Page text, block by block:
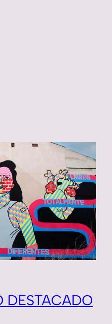
DESTACADO